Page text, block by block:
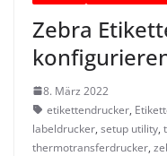
Zebra
8. März 2022
etikettendrucker,
labeldrucker, setup utility,
thermotransferdrucker,